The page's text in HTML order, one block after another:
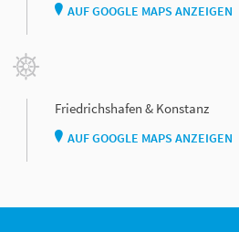
AUF GOOGLE MAPS ANZEIGEN
Friedrichshafen & Konstanz
AUF GOOGLE MAPS ANZEIGEN